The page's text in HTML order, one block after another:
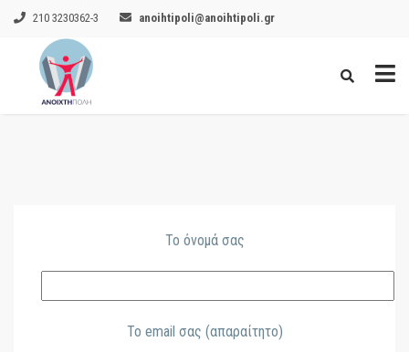
210 3230362-3 anoihtipoli@anoihtipoli.gr
Το όνομά σας
Το email σας (απαραίτητο)